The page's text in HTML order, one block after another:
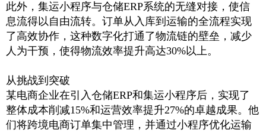
此外，集运小程序与仓储ERP系统的无缝对接，使信
息流得以自由流转。订单从入库到运输的全流程实现
了高效协作，这种数字化打通了物流链的壁垒，减少
人为干预，使得物流效率提升高达30%以上。
从挑战到突破
某电商企业在引入仓储ERP和集运小程序后，实现了
整体成本削减15%和运营效率提升27%的卓越成果。他
们将跨境电商订单集中管理，并通过小程序优化运输